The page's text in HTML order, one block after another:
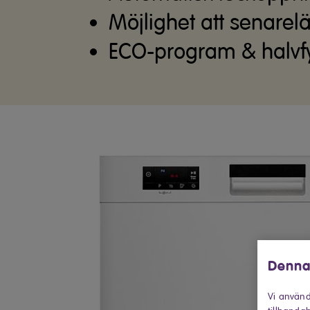
Vi
Möjlighet att
ECO-program &